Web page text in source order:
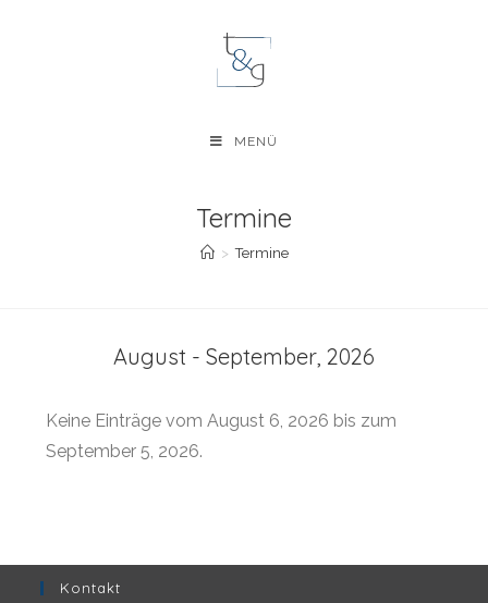
MENÜ
Termine
> Termine
August - September, 2026
Keine Einträge vom August 6, 2026 bis zum
September 5, 2026.
Kontakt